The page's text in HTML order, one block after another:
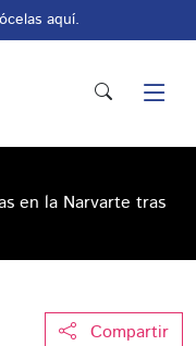
aquí.
en la Narvarte tras
Compartir